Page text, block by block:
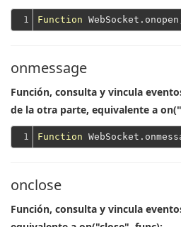
1 Function
onmessage
Función, consulta y vincula
de la otra parte, equivalente a
1 Function
onclose
Función, consulta y vincula